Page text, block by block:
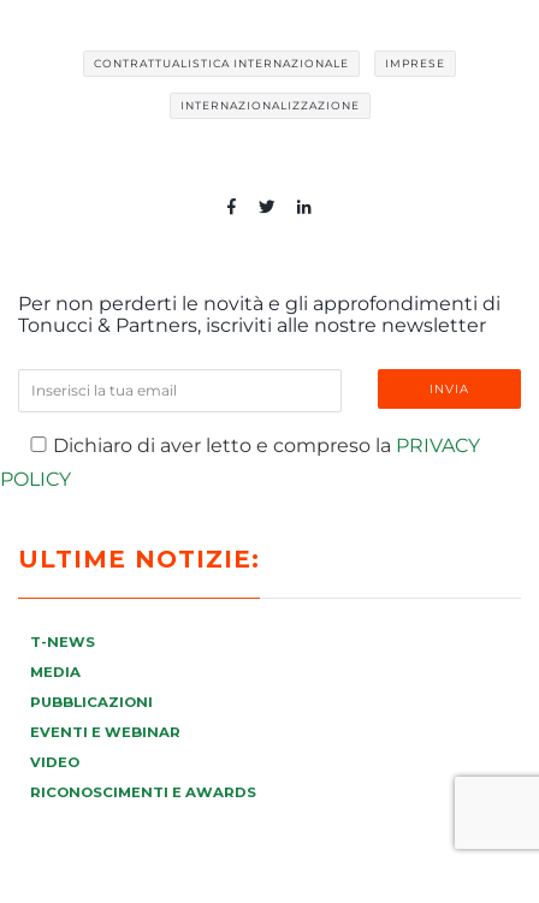
CONTRATTUALISTICA INTERNAZIONALE IMPRESE
INTERNAZIONALIZZAZIONE
Per non perderti le novità e gli approfondimenti di
Tonucci & Partners, iscriviti alle nostre newsletter
Dichiaro di aver letto e compreso la PRIVACY
POLICY
ULTIME NOTIZIE:
T-NEWS
MEDIA
PUBBLICAZIONI
EVENTI E WEBINAR
VIDEO
RICONOSCIMENTI E AWARDS